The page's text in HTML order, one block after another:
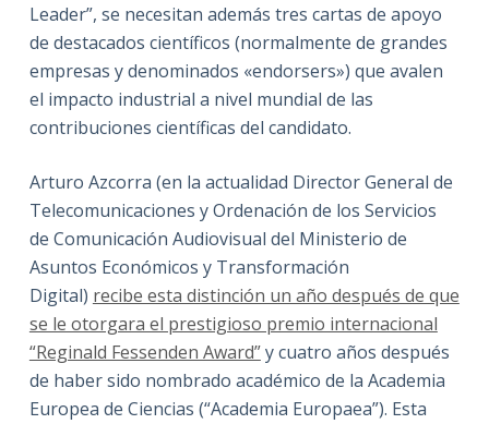
Leader”, se necesitan además tres cartas de apoyo
de destacados científicos (normalmente de grandes
empresas y denominados «endorsers») que avalen
el impacto industrial a nivel mundial de las
contribuciones científicas del candidato.
Arturo Azcorra (en la actualidad Director General de
Telecomunicaciones y Ordenación de los Servicios
de Comunicación Audiovisual del Ministerio de
Asuntos Económicos y Transformación
Digital) recibe esta distinción un año después de que
se le otorgara el prestigioso premio internacional
“Reginald Fessenden Award”y cuatro años después
de haber sido nombrado académico de la Academia
Europea de Ciencias (“Academia Europaea”). Esta